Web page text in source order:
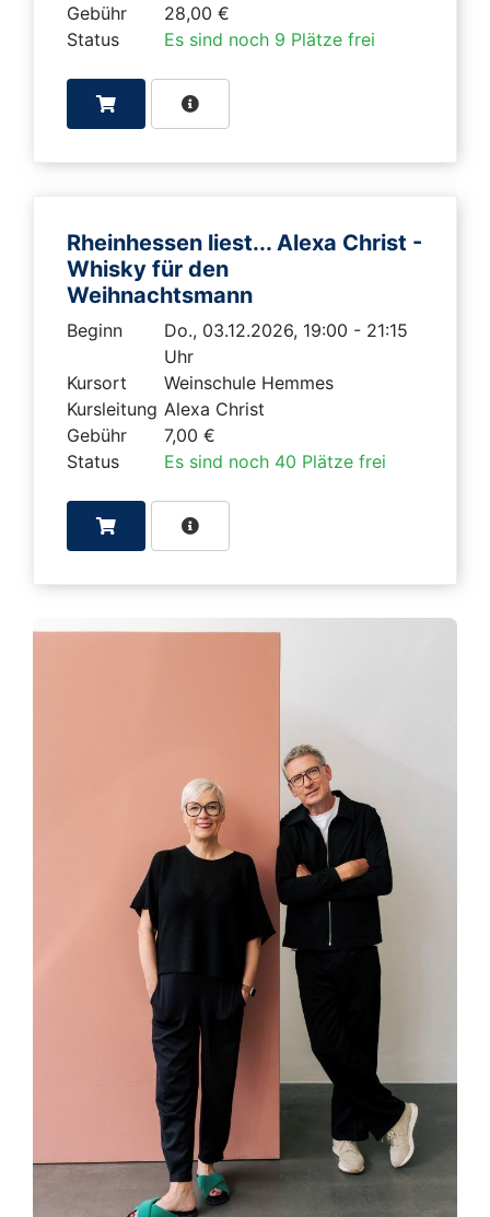
Gebühr
28,00 €
Status
Es sind noch 9 Plätze frei
Rheinhessen liest... Alexa Christ -
Whisky für den
Weihnachtsmann
Beginn
Do., 03.12.2026, 19:00 - 21:15
Uhr
Kursort
Weinschule Hemmes
Kursleitung Alexa Christ
Gebühr
7,00 €
Status
Es sind noch 40 Plätze frei